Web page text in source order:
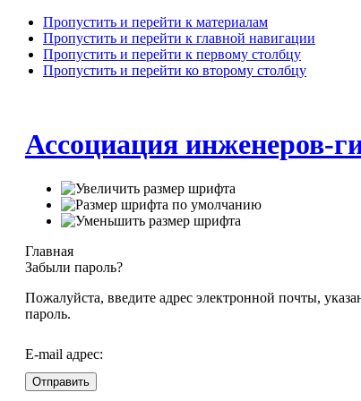
Пропустить и перейти к материалам
Пропустить и перейти к главной навигации
Пропустить и перейти к первому столбцу
Пропустить и перейти ко второму столбцу
Ассоциация инженеров-
Главная
Забыли пароль?
Пожалуйста, введите адрес электронной почты,
пароль.
E-mail адрес:
Отправить